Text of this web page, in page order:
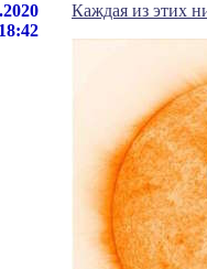
18:42
Каждая из этих